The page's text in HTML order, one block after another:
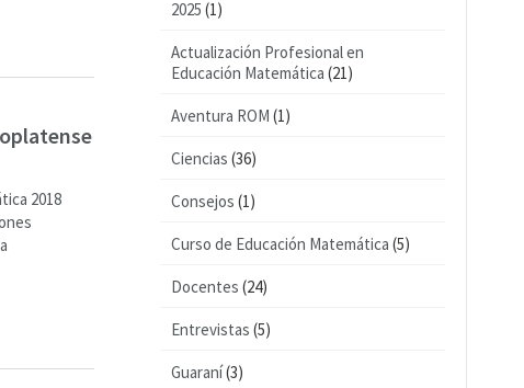
2018
2025 (1)
Actualización Profesional en
Educación Matemática (21)
Aventura ROM (1)
Ciencias (36)
Consejos (1)
Curso de Educación Matemática (5)
Docentes (24)
Entrevistas (5)
Guaraní(3)